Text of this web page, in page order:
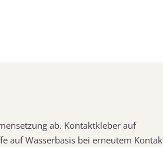
ab. Kontaktkleber auf
auf Wasserbasis bei erneutem